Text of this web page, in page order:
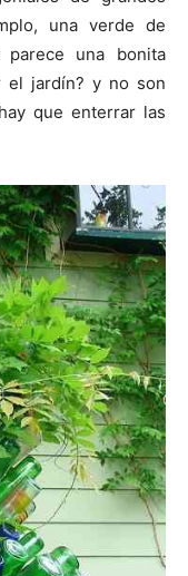
una verde de
una bonita
el jardín? y no son
que enterrar las